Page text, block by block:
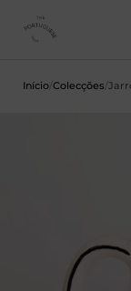
Início/Colecções/